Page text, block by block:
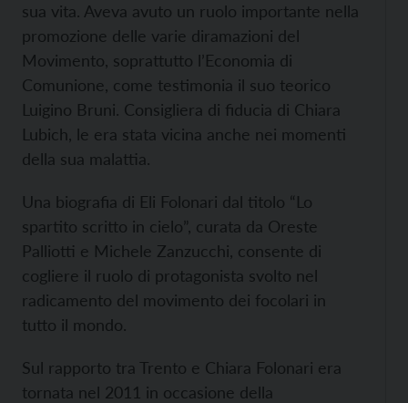
sua vita. Aveva avuto un ruolo importante nella
promozione delle varie diramazioni del
Movimento, soprattutto l’Economia di
Comunione, come testimonia il suo teorico
Luigino Bruni. Consigliera di fiducia di Chiara
Lubich, le era stata vicina anche nei momenti
della sua malattia.
Una biografia di Eli Folonari dal titolo “Lo
spartito scritto in cielo”, curata da Oreste
Palliotti e Michele Zanzucchi, consente di
cogliere il ruolo di protagonista svolto nel
radicamento del movimento dei focolari in
tutto il mondo.
Sul rapporto tra Trento e Chiara Folonari era
tornata nel 2011 in occasione della